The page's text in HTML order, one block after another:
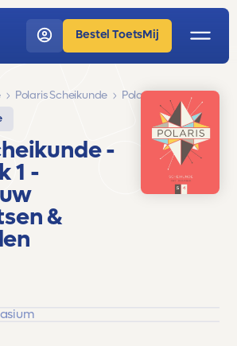
Bestel ToetsMij
Polaris Scheikunde
Polaris Scheikunde
-
1 -
&